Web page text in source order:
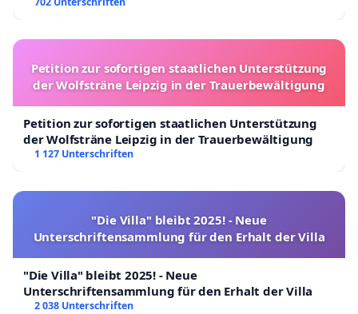
Petition zur sofortigen staatlichen Unterstützung
der Wolfsträne Leipzig in der Trauerbewältigung
Petition zur sofortigen staatlichen Unterstützung
der Wolfsträne Leipzig in der Trauerbewältigung
1 127 Unterschriften
"Die Villa" bleibt 2025! - Neue
Unterschriftensammlung für den Erhalt der Villa
"Die Villa" bleibt 2025! - Neue
Unterschriftensammlung für den Erhalt der Villa
2 038 Unterschriften